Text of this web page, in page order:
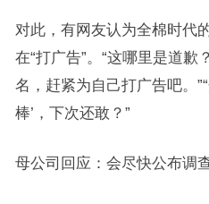
对此，有网友认为全棉时代
在“打广告”。“这哪里是道歉
名，赶紧为自己打广告吧。
棒’，下次还敢？”
母公司回应：会尽快公布调